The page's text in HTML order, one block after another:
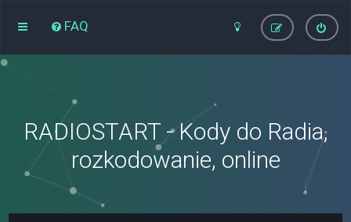
FAQ
RADIOSTART - Kody do Radia,
rozkodowanie, online